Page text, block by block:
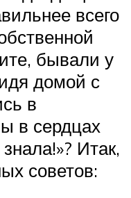
всего
бывали у
домой с
в
в сердцах
Итак,
советов: